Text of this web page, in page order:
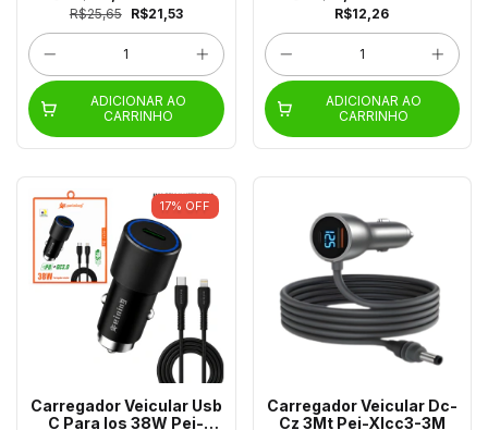
R$25,65 R$21,53
ADICIONAR AO
CARRINHO
R$12,26
ADICIONAR AO
CARRINHO
17% OFF
Carregador Veicular Usb
C Para Ios 38W Pei-
Carregador Veicular Dc-
Cz 3Mt Pei-Xlcc3-3M